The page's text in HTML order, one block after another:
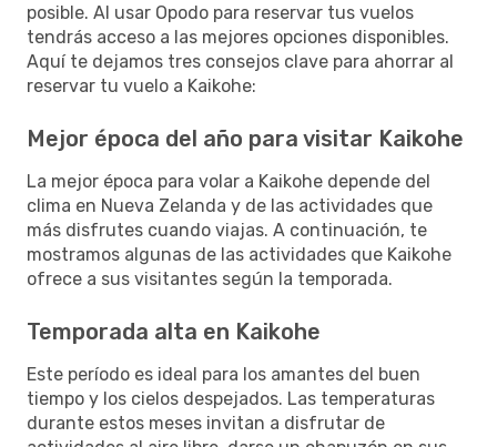
posible. Al usar Opodo para reservar tus vuelos
tendrás acceso a las mejores opciones disponibles.
Aquí te dejamos tres consejos clave para ahorrar al
reservar tu vuelo a Kaikohe:
Mejor época del año para visitar Kaikohe
La mejor época para volar a Kaikohe depende del
clima en Nueva Zelanda y de las actividades que
más disfrutes cuando viajas. A continuación, te
mostramos algunas de las actividades que Kaikohe
ofrece a sus visitantes según la temporada.
Temporada alta en Kaikohe
Este período es ideal para los amantes del buen
tiempo y los cielos despejados. Las temperaturas
durante estos meses invitan a disfrutar de